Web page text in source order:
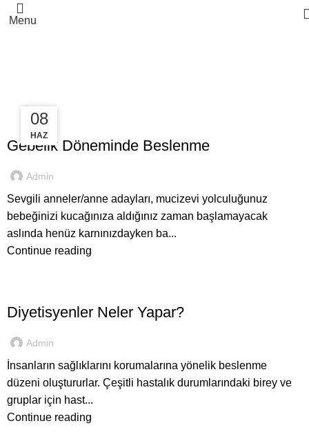
Menu
15
EYL
UZMAN GÖRÜŞLERI
Gebelik Döneminde Beslenme
Admin
Sevgili anneler/anne adayları, mucizevi yolculuğunuz
bebeğinizi kucağınıza aldığınız zaman başlamayacak
aslında henüz karnınızdayken ba...
Continue reading
08
HAZ
Diyetisyenler Neler Yapar?
Admin
İnsanların sağlıklarını korumalarına yönelik beslenme
düzeni oluştururlar. Çeşitli hastalık durumlarındaki birey ve
gruplar için hast...
Continue reading